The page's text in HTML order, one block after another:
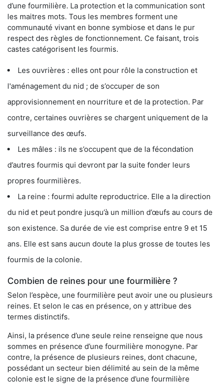
d’une fourmilière. La protection et la communication sont
les maitres mots. Tous les membres forment une
communauté vivant en bonne symbiose et dans le pur
respect des règles de fonctionnement. Ce faisant, trois
castes catégorisent les fourmis.
Les ouvrières : elles ont pour rôle la construction et
l'aménagement du nid ; de s’occuper de son
approvisionnement en nourriture et de la protection. Par
contre, certaines ouvrières se chargent uniquement de la
surveillance des œufs.
Les mâles : ils ne s’occupent que de la fécondation
d’autres fourmis qui devront par la suite fonder leurs
propres fourmilières.
La reine : fourmi adulte reproductrice. Elle a la direction
du nid et peut pondre jusqu’à un million d’œufs au cours de
son existence. Sa durée de vie est comprise entre 9 et 15
ans. Elle est sans aucun doute la plus grosse de toutes les
fourmis de la colonie.
Combien de reines pour une fourmilière ?
Selon l’espèce, une fourmilière peut avoir une ou plusieurs
reines. Et selon le cas en présence, on y attribue des
termes distinctifs.
Ainsi, la présence d’une seule reine renseigne que nous
sommes en présence d’une fourmilière monogyne. Par
contre, la présence de plusieurs reines, dont chacune,
possédant un secteur bien délimité au sein de la même
colonie est le signe de la présence d’une fourmilière